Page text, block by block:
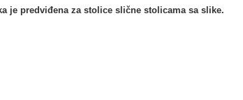
je predviđena za stolice slične stolicama sa slike.